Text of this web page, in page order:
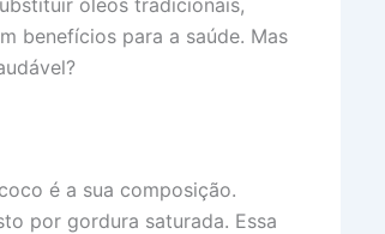
benefícios para a saúde. Mas
é a sua composição.
por gordura saturada. Essa